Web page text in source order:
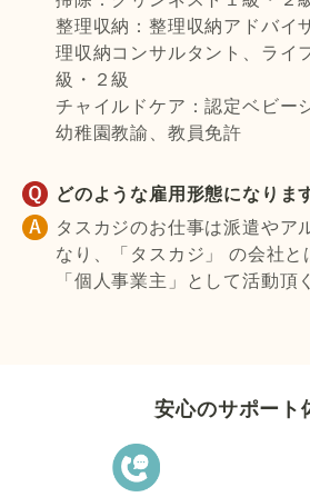
整理収納：整理収納アドバイ
理収納コンサルタント、ライ
級・２級
チャイルドケア：認定ベビー
幼稚園教諭、教員免許
どのような雇用形態になりま
タスカジのお仕事は派遣やア
なり、「タスカジ」 の会社と
「個人事業主」として活動頂
安心のサポート